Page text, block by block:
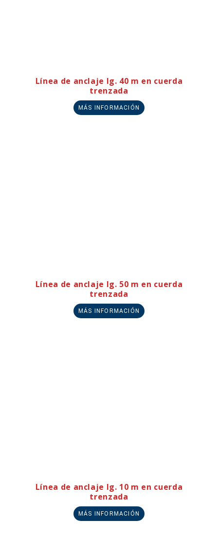
Línea de anclaje lg. 40 m en cuerda
trenzada
MÁS INFORMACIÓN
Línea de anclaje lg. 50 m en cuerda
trenzada
MÁS INFORMACIÓN
Línea de anclaje lg. 10 m en cuerda
trenzada
MÁS INFORMACIÓN